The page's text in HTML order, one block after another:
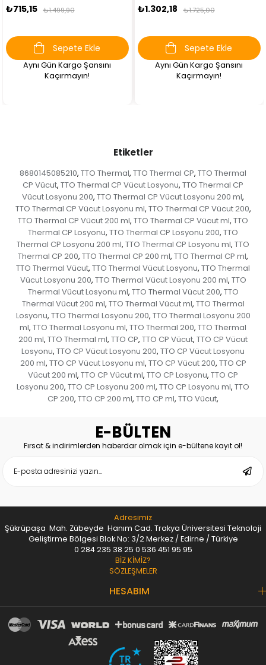
₺715,15 ₺1.499,90
Sepete Ekle
Aynı Gün Kargo Şansını
Kaçırmayın!
₺1.302,18 ₺1.725,00
Sepete Ekle
Aynı Gün Kargo Şansını
Kaçırmayın!
Etiketler
8680145085210, TTO Thermal, TTO Thermal CP, TTO Thermal
CP Vücut, TTO Thermal CP Vücut Losyonu, TTO Thermal CP
Vücut Losyonu 200, TTO Thermal CP Vücut Losyonu 200 ml,
TTO Thermal CP Vücut Losyonu ml, TTO Thermal CP Vücut 200,
TTO Thermal CP Vücut 200 ml, TTO Thermal CP Vücut ml, TTO
Thermal CP Losyonu, TTO Thermal CP Losyonu 200, TTO
Thermal CP Losyonu 200 ml, TTO Thermal CP Losyonu ml, TTO
Thermal CP 200, TTO Thermal CP 200 ml, TTO Thermal CP ml,
TTO Thermal Vücut, TTO Thermal Vücut Losyonu, TTO Thermal
Vücut Losyonu 200, TTO Thermal Vücut Losyonu 200 ml, TTO
Thermal Vücut Losyonu ml, TTO Thermal Vücut 200, TTO
Thermal Vücut 200 ml, TTO Thermal Vücut ml, TTO Thermal
Losyonu, TTO Thermal Losyonu 200, TTO Thermal Losyonu 200
ml, TTO Thermal Losyonu ml, TTO Thermal 200, TTO Thermal
200 ml, TTO Thermal ml, TTO CP, TTO CP Vücut, TTO CP Vücut
Losyonu, TTO CP Vücut Losyonu 200, TTO CP Vücut Losyonu
200 ml, TTO CP Vücut Losyonu ml, TTO CP Vücut 200, TTO CP
Vücut 200 ml, TTO CP Vücut ml, TTO CP Losyonu, TTO CP
Losyonu 200, TTO CP Losyonu 200 ml, TTO CP Losyonu ml, TTO
CP 200, TTO CP 200 ml, TTO CP ml, TTO Vücut,
E-BÜLTEN
Fırsat & indirimlerden haberdar olmak için e-bültene kayıt ol!
Adresimiz
Şükrüpaşa Mah. Zübeyde Hanım Cad. Trakya Üniversitesi Teknoloji
Geliştirme Bölgesi Blok No: 3/2 Merkez / Edirne / Türkiye
0 284 235 38 25 0 536 451 95 95
BİZ KİMİZ?
SÖZLEŞMELER
HESABIM